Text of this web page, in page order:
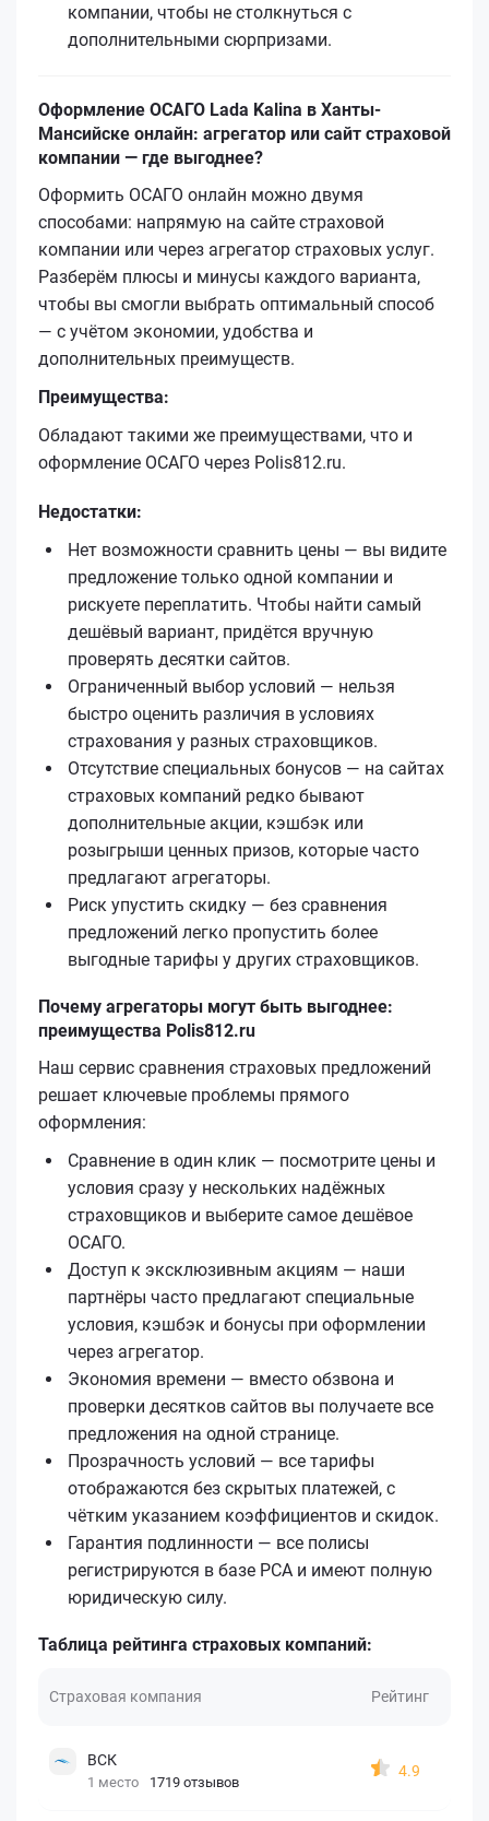
компании, чтобы не столкнуться с
дополнительными сюрпризами.
Оформление ОСАГО Lada Kalina в Ханты-
Мансийске онлайн: агрегатор или сайт страховой
компании — где выгоднее?
Оформить ОСАГО онлайн можно двумя
способами: напрямую на сайте страховой
компании или через агрегатор страховых услуг.
Разберём плюсы и минусы каждого варианта,
чтобы вы смогли выбрать оптимальный способ
— с учётом экономии, удобства и
дополнительных преимуществ.
Преимущества:
Обладают такими же преимуществами, что и
оформление ОСАГО через Polis812.ru.
Недостатки:
Нет возможности сравнить цены — вы видите
предложение только одной компании и
рискуете переплатить. Чтобы найти самый
дешёвый вариант, придётся вручную
проверять десятки сайтов.
Ограниченный выбор условий — нельзя
быстро оценить различия в условиях
страхования у разных страховщиков.
Отсутствие специальных бонусов — на сайтах
страховых компаний редко бывают
дополнительные акции, кэшбэк или
розыгрыши ценных призов, которые часто
предлагают агрегаторы.
Риск упустить скидку — без сравнения
предложений легко пропустить более
выгодные тарифы у других страховщиков.
Почему агрегаторы могут быть выгоднее:
преимущества Polis812.ru
Наш сервис сравнения страховых предложений
решает ключевые проблемы прямого
оформления:
Сравнение в один клик — посмотрите цены и
условия сразу у нескольких надёжных
страховщиков и выберите самое дешёвое
ОСАГО.
Доступ к эксклюзивным акциям — наши
партнёры часто предлагают специальные
условия, кэшбэк и бонусы при оформлении
через агрегатор.
Экономия времени — вместо обзвона и
проверки десятков сайтов вы получаете все
предложения на одной странице.
Прозрачность условий — все тарифы
отображаются без скрытых платежей, с
чётким указанием коэффициентов и скидок.
Гарантия подлинности — все полисы
регистрируются в базе РСА и имеют полную
юридическую силу.
Таблица рейтинга страховых компаний:
Страховая компания Рейтинг
ВСК
1 место 1719 отзывов
4.9